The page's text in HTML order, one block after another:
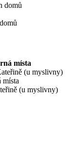
domů
místa
(u myslivny)
místa
(u myslivny)